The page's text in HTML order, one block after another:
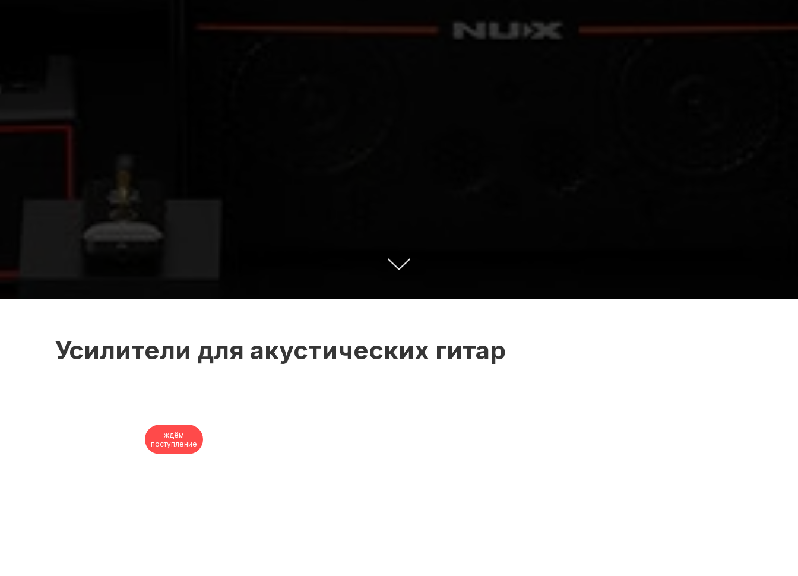
Усилители для акустических гитар
ждём
поступление